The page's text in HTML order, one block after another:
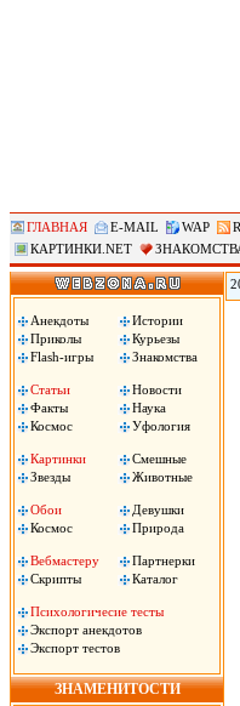
ГЛАВНАЯ E-MAIL WAP
КАРТИНКИ.NET
Анекдоты
Истории
Приколы
Курьезы
Flash-игры
Знакомства
Статьи
Новости
Факты
Наука
Космос
Уфология
Картинки
Смешные
Звезды
Животные
Обои
Девушки
Космос
Природа
Вебмастеру
Партнерки
Скрипты
Каталог
Психологичесие тесты
Экспорт анекдотов
Экспорт тестов
ЗНАМЕНИТОСТИ